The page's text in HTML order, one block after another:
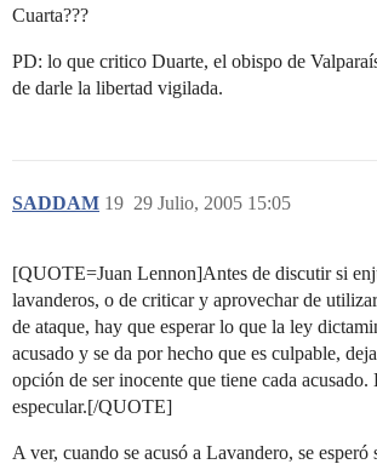
Cuarta???
PD: lo que critico Duarte, el obispo de
de darle la libertad vigilada.
SADDAM 29 Julio, 2005 15:05
19
[QUOTE=Juan Lennon]Antes de discutir si
lavanderos, o de criticar y aprovechar de
de ataque, hay que esperar lo que la ley
acusado y se da por hecho que es culpable,
opción de ser inocente que tiene cada acusado.
especular.[/QUOTE]
A ver, cuando se acusó a Lavandero, se